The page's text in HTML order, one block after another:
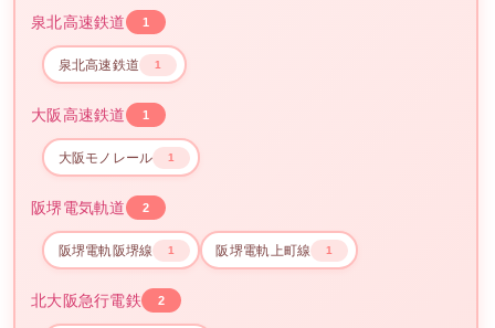
泉北高速鉄道 1
泉北高速鉄道 1
大阪高速鉄道 1
大阪モノレール 1
阪堺電気軌道 2
阪堺電軌阪堺線 1 阪堺電軌上町線 1
北大阪急行電鉄 2